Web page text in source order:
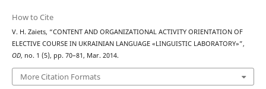
How to Cite
V. H. Zaiets, “CONTENT AND ORGANIZATIONAL ACTIVITY ORIENTATION OF
ELECTIVE COURSE IN UKRAINIAN LANGUAGE «LINGUISTIC LABORATORY»”,
OD, no. 1 (5), pp. 70–81, Mar. 2014.
More Citation Formats